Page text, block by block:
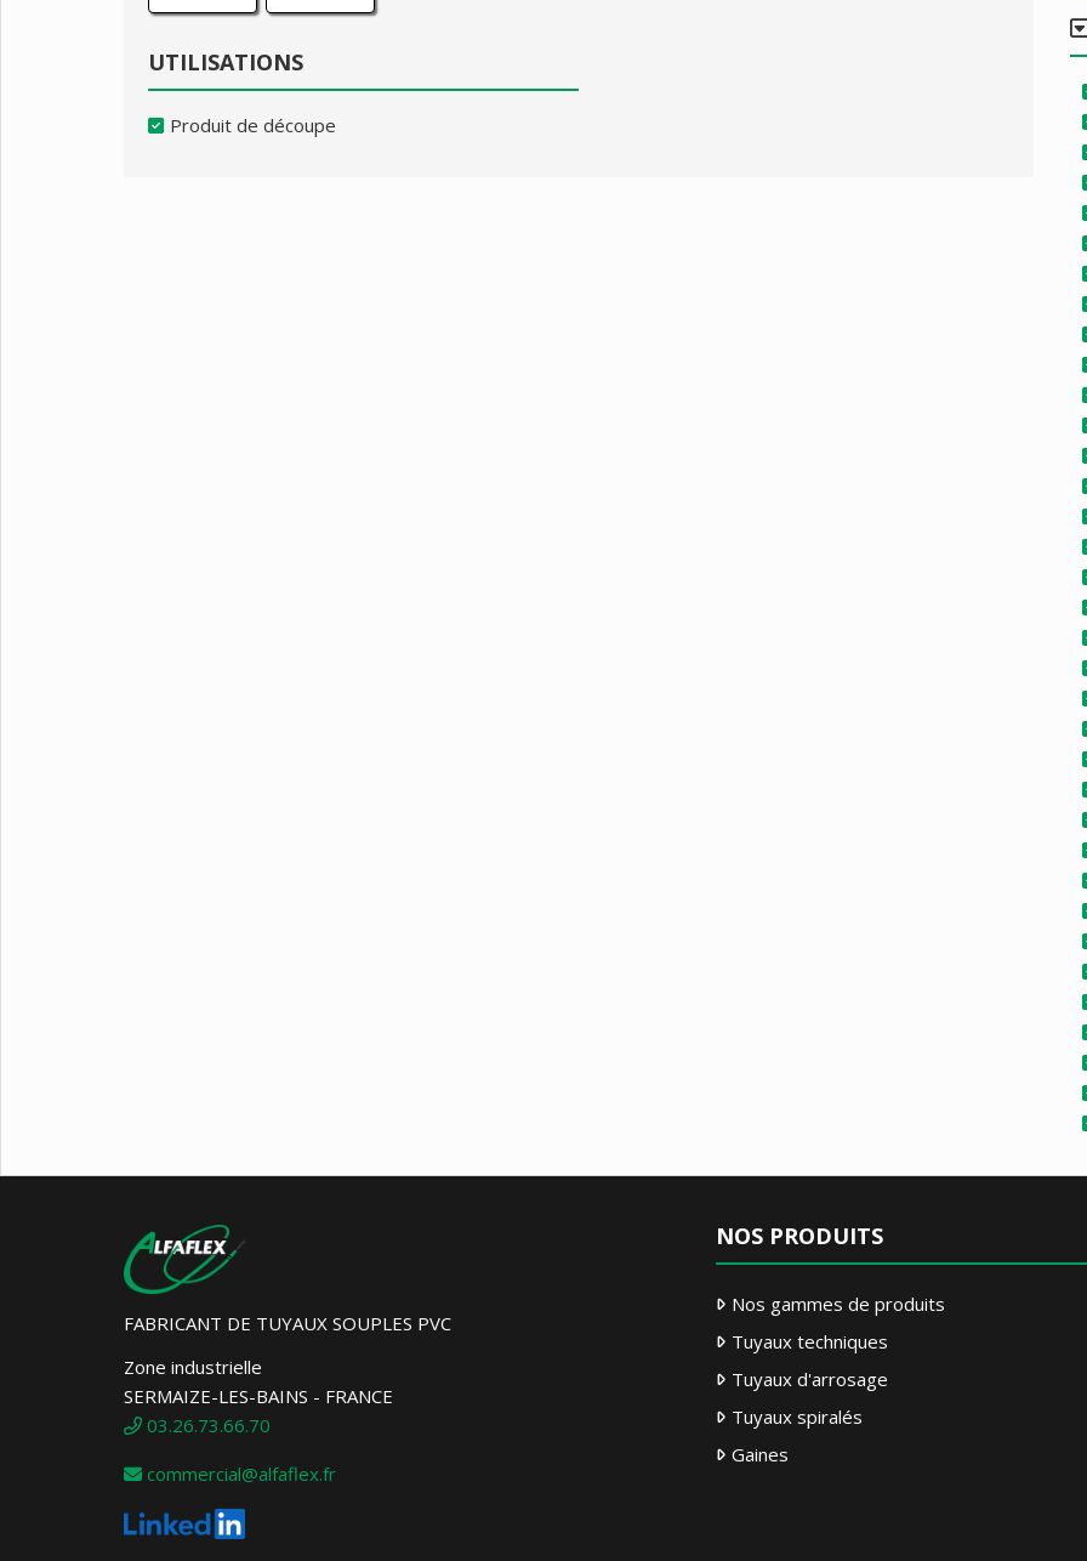
UTILISATIONS
Produit de découpe
FABRICANT DE TUYAUX SOUPLES PVC
Zone industrielle
SERMAIZE-LES-BAINS - FRANCE
03.26.73.66.70
commercial@alfaflex.fr
NOS PRODUITS
Nos gammes de produits
Tuyaux techniques
Tuyaux d'arrosage
Tuyaux spiralés
Gaines